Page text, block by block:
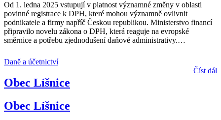
Od 1. ledna 2025 vstupují v platnost významné změny v oblasti
povinné registrace k DPH, které mohou významně ovlivnit
podnikatele a firmy napříč Českou republikou. Ministerstvo financí
připravilo novelu zákona o DPH, která reaguje na evropské
směrnice a potřebu zjednodušení daňové administrativy.…
Daně a účetnictví
Číst dál
Obec Líšnice
Obec Líšnice